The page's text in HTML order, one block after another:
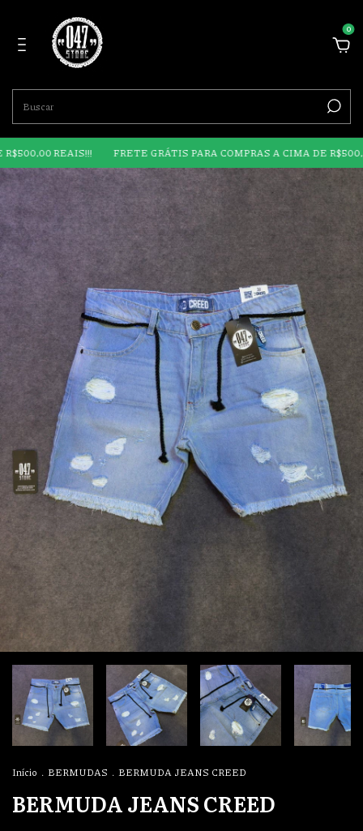
0
REAIS!!! FRETE GRÁTIS PARA COMPRAS A CIMA DE R$500,00
Início . BERMUDAS . BERMUDA JEANS CREED
BERMUDA JEANS CREED